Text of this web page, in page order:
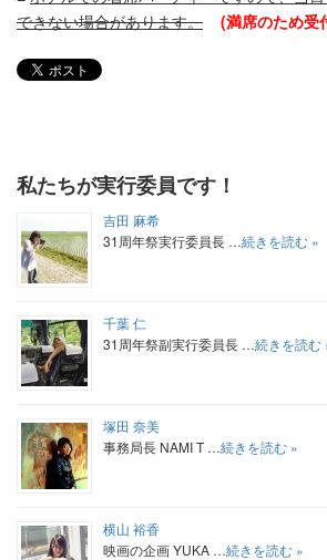
できない場合があります。
(満席のため受
私たちが実行委員です！
吉田 麻希
31周年祭実行委員長 …続きを読む »
千葉 仁
31周年祭副実行委員長 …続きを読む
塚田 奈美
事務局長 NAMI T …続きを読む »
横山 裕香
映画の企画 YUKA …続きを読む »